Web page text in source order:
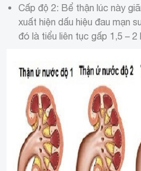
Cấp độ 2: Bể thận lúc này
xuất hiện dấu hiệu đau mạn
đó là tiểu liên tục gấp 1,5 –